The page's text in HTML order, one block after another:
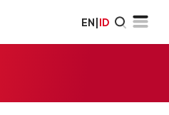
EN|ID